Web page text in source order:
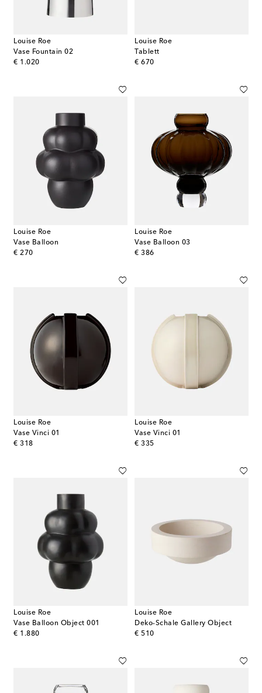
Louise Roe
Vase Fountain 02
€ 1.020
original price
Louise Roe
Tablett
€ 670
original price
Louise Roe
Vase Balloon
€ 270
original price
Louise Roe
Vase Balloon 03
€ 386
original price
Louise Roe
Vase Vinci 01
€ 318
original price
Louise Roe
Vase Vinci 01
€ 335
original price
Louise Roe
Vase Balloon Object 001
€ 1.880
original price
Louise Roe
Deko-Schale Gallery Object
€ 510
original price